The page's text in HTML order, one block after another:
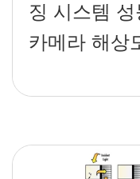
징 시스템
카메라 해상